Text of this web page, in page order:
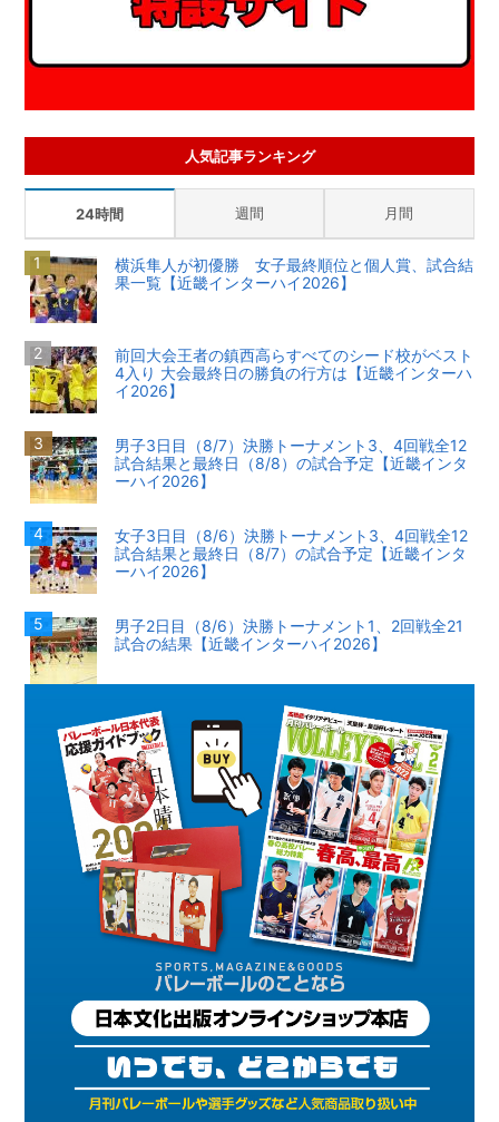
人気記事ランキング
24時間 週間 月間
横浜隼人が初優勝 女子最終順位と個人賞、試合結
果一覧【近畿インターハイ2026】
前回大会王者の鎮西高らすべてのシード校がベスト
4入り 大会最終日の勝負の行方は【近畿インターハ
イ2026】
男子3日目（8/7）決勝トーナメント3、4回戦全12
試合結果と最終日（8/8）の試合予定【近畿インタ
ーハイ2026】
女子3日目（8/6）決勝トーナメント3、4回戦全12
試合結果と最終日（8/7）の試合予定【近畿インタ
ーハイ2026】
男子2日目（8/6）決勝トーナメント1、2回戦全21
試合の結果【近畿インターハイ2026】